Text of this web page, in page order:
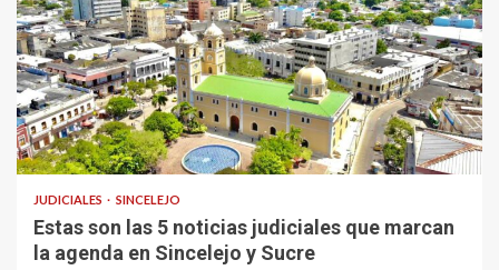
1 min read
JUDICIALES SINCELEJO
Estas son las 5 noticias judiciales que marcan
la agenda en Sincelejo y Sucre